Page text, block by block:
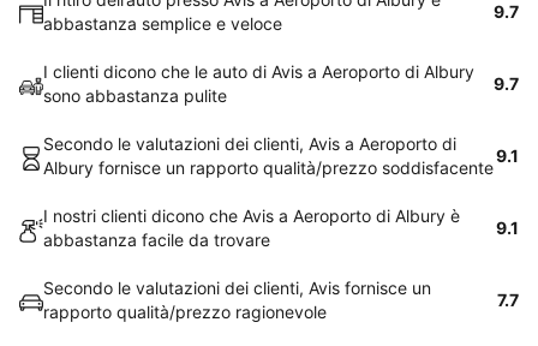
abbastanza semplice e veloce
9.7
I clienti dicono che le auto di Avis a Aeroporto di Albury
sono abbastanza pulite
9.7
Secondo le valutazioni dei clienti, Avis a Aeroporto di
Albury fornisce un rapporto qualità/prezzo soddisfacente
9.1
I nostri clienti dicono che Avis a Aeroporto di Albury è
abbastanza facile da trovare
9.1
Secondo le valutazioni dei clienti, Avis fornisce un
rapporto qualità/prezzo ragionevole
7.7